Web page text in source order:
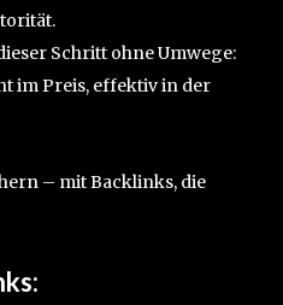
Schritt ohne Umwege:
im Preis, effektiv in der
– mit Backlinks, die